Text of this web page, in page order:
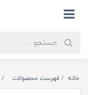
خانه فهرست محصولات